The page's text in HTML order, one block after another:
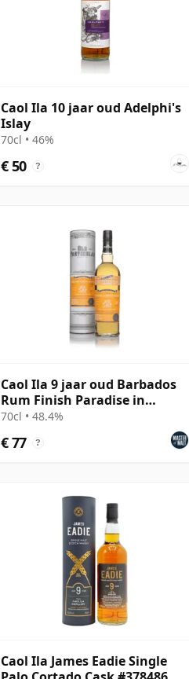
Caol Ila 10 jaar oud Adelphi's
Islay
70cl • 46%
€ 50 ?
Caol Ila 9 jaar oud Barbados
Rum Finish Paradise in
Smoke Collection -
70cl • 48.4%
€ 77 ?
Caol Ila James Eadie Single